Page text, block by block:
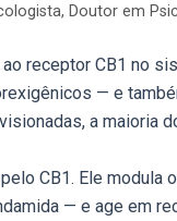
Doutor em
receptor CB1 no
— e
a maioria
CB1. Ele
— e age em